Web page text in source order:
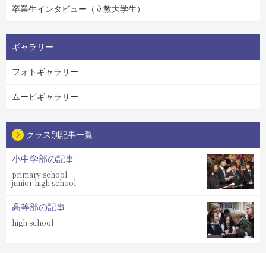
卒業生インタビュー（立教大学生）
ギャラリー
フォトギャラリー
ムービギャラリー
クラス別記事一覧
小中学部の記事
primary school
junior high school
高等部の記事
high school